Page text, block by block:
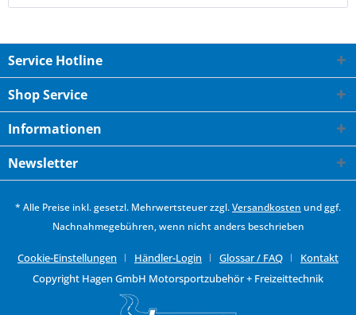
Service Hotline
Shop Service
Informationen
Newsletter
* Alle Preise inkl. gesetzl. Mehrwertsteuer zzgl.Versandkosten und ggf.
Nachnahmegebühren, wenn nicht anders beschrieben
Cookie-Einstellungen Händler-Login Glossar / FAQ
Kontakt
Copyright Hagen GmbH Motorsportzubehör + Freizeittechnik